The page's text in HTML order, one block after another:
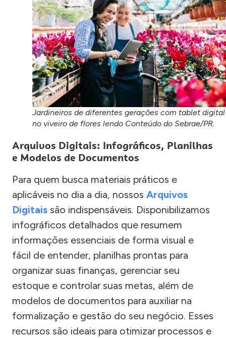
Jardineiros de diferentes gerações com tablet digital
no viveiro de flores lendo Conteúdo do Sebrae/PR.
Arquivos Digitais: Infográficos, Planilhas
e Modelos de Documentos
Para quem busca materiais práticos e
aplicáveis no dia a dia, nossos Arquivos
Digitais são indispensáveis. Disponibilizamos
infográficos detalhados que resumem
informações essenciais de forma visual e
fácil de entender, planilhas prontas para
organizar suas finanças, gerenciar seu
estoque e controlar suas metas, além de
modelos de documentos para auxiliar na
formalização e gestão do seu negócio. Esses
recursos são ideais para otimizar processos e